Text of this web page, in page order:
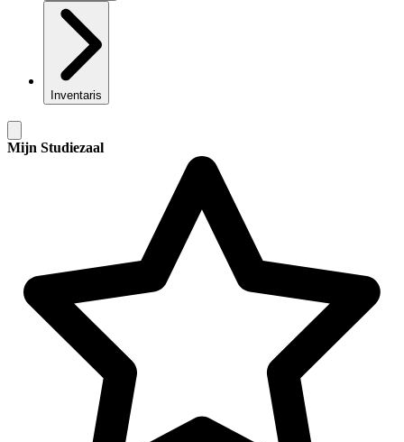
Inventaris
Mijn Studiezaal